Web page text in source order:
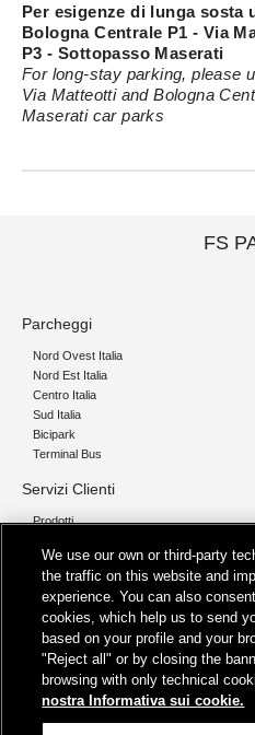
Per esigenze di lunga sosta
Bologna Centrale P1 - Via
P3 - Sottopasso Maserati
For long-stay parking, please
Via Matteotti and Bologna
Maserati car parks
FS
Parcheggi
Nord Ovest Italia
Nord Est Italia
Centro Italia
Sud Italia
Bicipark
Terminal Bus
Servizi Clienti
Prodotti
Chi siamo
I nostri pilastri
Servizi
Info
Protezione Dati Personali
We use our own or third-party
the traffic on this website and
experience. You can also
cookies, which help us to send
based on your profile and your
"Reject all" or by closing the
browsing with only technical
nostra Informativa sui cookie.